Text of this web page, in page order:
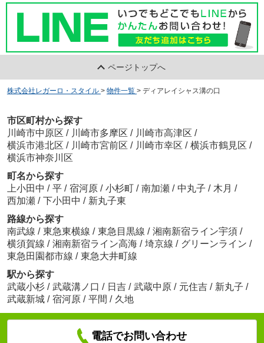
ページトップへ
株式会社レガーロ・スタイル > 物件一覧 > ディアレイシャス溝の口
市区町村から探す
川崎市中原区 / 川崎市多摩区 / 川崎市高津区 /
横浜市港北区 / 川崎市宮前区 / 川崎市幸区 / 横浜市鶴見区 /
横浜市神奈川区
町名から探す
上小田中 / 平 / 宿河原 / 小杉町 / 南加瀬 / 中丸子 / 木月 /
西加瀬 / 下小田中 / 新丸子東
路線から探す
南武線 / 東急東横線 / 東急目黒線 / 湘南新宿ライン宇須 /
横須賀線 / 湘南新宿ライン高海 / 埼京線 / グリーンライン /
東急田園都市線 / 東急大井町線
駅から探す
武蔵小杉 / 武蔵溝ノ口 / 日吉 / 武蔵中原 / 元住吉 / 新丸子 /
武蔵新城 / 宿河原 / 平間 / 久地
電話でお問い合わせ